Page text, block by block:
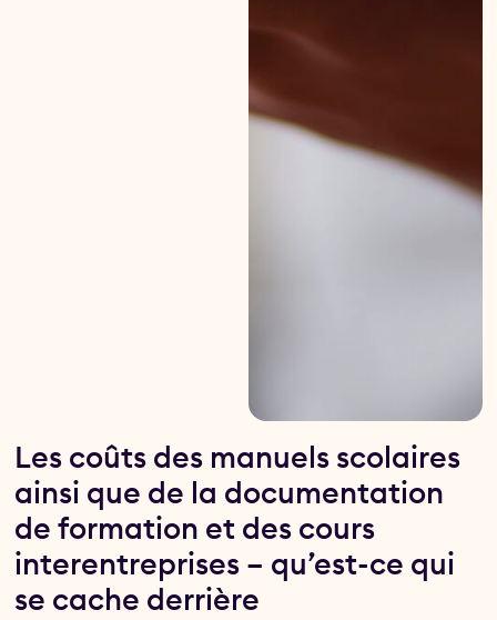
Les coûts des manuels scolaires
ainsi que de la documentation
de formation et des cours
interentreprises – qu’est-ce qui
se cache derrière